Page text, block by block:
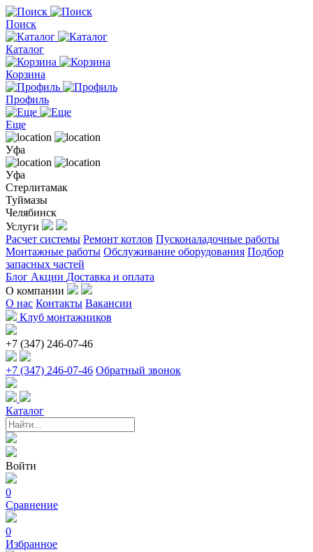
Поиск
Каталог
Корзина
Профиль
Еще
Уфа
Уфа
Стерлитамак
Туймазы
Челябинск
Услуги
Расчет системы Ремонт котлов Пусконаладочные работы
Монтажные работы Обслуживание оборудования Подбор
запасных частей
Блог Акции Доставка и оплата
О компании
О нас Контакты Вакансии
Клуб монтажников
+7 (347) 246-07-46
+7 (347) 246-07-46 Обратный звонок
Каталог
Войти
0
Сравнение
0
Избранное